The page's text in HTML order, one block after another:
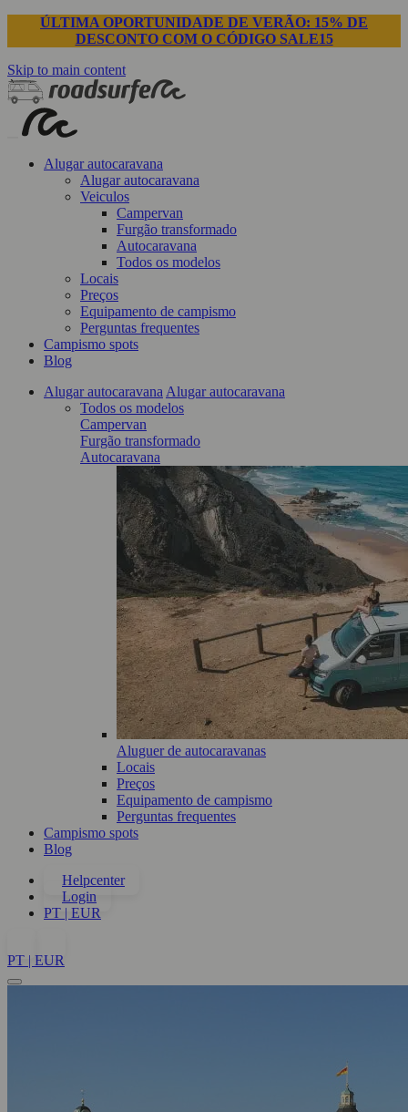
ÚLTIMA OPORTUNIDADE DE VERÃO: 15% DE
DESCONTO COM O CÓDIGO SALE15
Skip to main content
Alugar autocaravana
Alugar autocaravana
Veiculos
Campervan
Furgão transformado
Autocaravana
Todos os modelos
Locais
Preços
Equipamento de campismo
Perguntas frequentes
Campismo spots
Blog
Alugar autocaravana Alugar autocaravana
Todos os modelos
Campervan
Furgão transformado
Autocaravana
Aluguer de autocaravanas
Locais
Preços
Equipamento de campismo
Perguntas frequentes
Campismo spots
Blog
Helpcenter
Login
PT | EUR
PT | EUR